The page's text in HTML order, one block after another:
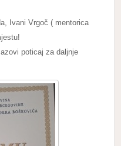
Ivani Vrgoč ( mentorica
poticaj za daljnje